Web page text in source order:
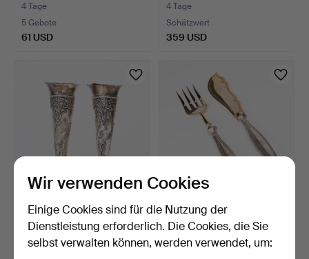
4 Tage
5 Gebote
61 USD
4 Tage
Schätzwert
359 USD
VASEN, ein Paar, Silber,
Charles & Richard…
5 Tage
VORLEGEBESTECK, 2
Teile, Griffe aus Silber…
5 Tage
Wir verwenden Cookies
Einige Cookies sind für die Nutzung der
Dienstleistung erforderlich. Die Cookies, die Sie
selbst verwalten können, werden verwendet, um: